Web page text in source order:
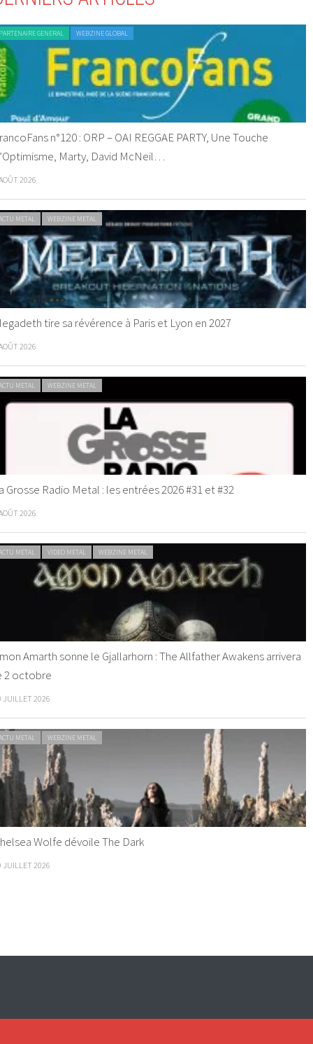
GENERAL WEBZINE GLOBAL
n°120 : ORP – OAI REGGAE PARTY, Une Touche
Marty, David McNeil…
2026
METAL WEBZINE METAL
tire sa révérence à Paris et Lyon en 2027
2026
METAL WEBZINE METAL
Grosse Radio Metal : les entrées 2026 #31 et #32
2026
METAL VIDEO METAL WEBZINE METAL
Amarth sonne le Gjallarhorn : The Allfather Awakens arrivera
2 octobre
JUILLET 2026
METAL WEBZINE METAL
Wolfe dévoile The Dark
JUILLET 2026